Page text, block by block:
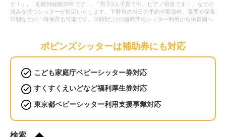
す！」, 「助産師経験20年です」, 「男子2人子育て中。ピアノ得意です！」などの
強みを持つシッターが対応いたします。下野市の当日の予約や緊急時、夜間や深夜
早朝などの一時保育も可能です。1時間だけの短時間のシッター利用から保育園へ
お子様まで幅広い年齢へ対応可能です。土日祝日だけベビーシッターをお願いした
いといったご要望や毎日の利用などの定期利用サービスもございます。
ポピンズシッターは補助券にも対応
こども家庭庁ベビーシッター券対応
すくすくえいどなど福利厚生券対応
東京都ベビーシッター利用支援事業対応
検索